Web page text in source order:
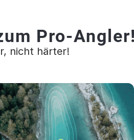
Pro-
nicht härter!